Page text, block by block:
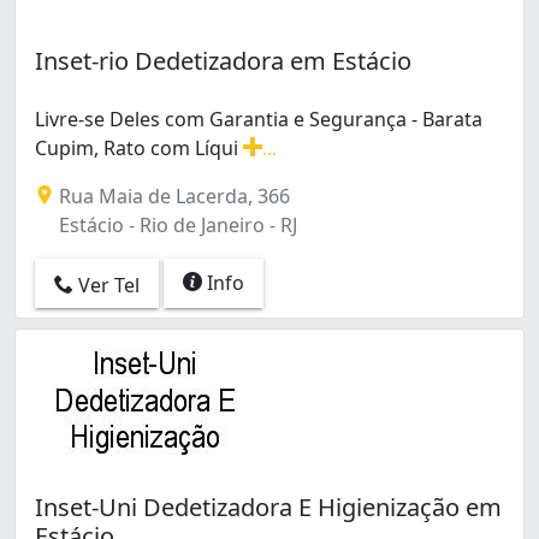
Ipanema (2)
Itanhangá (1)
Jacarepaguá (9)
Jacaré (3)
Jardim América (2)
Jardim Carioca (2)
Leme (1)
Lins de Vasconcelos (2)
Madureira (7)
Mangueira (2)
Manguinhos (3)
Maracanã (1)
Maria da Graça (2)
Maré (1)
Inset-rio Dedetizadora em Estácio
Livre-se Deles com Garantia e Segurança - Barata
Cupim, Rato com Líqui
Rua Maia de Lacerda, 366
Estácio - Rio de Janeiro - RJ
Ver Tel Info
Inset-Uni Dedetizadora E Higienização em